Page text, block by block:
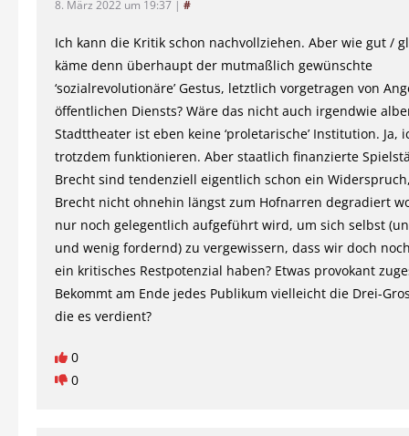
8. März 2022 um 19:37 | #
Ich kann die Kritik schon nachvollziehen. Aber wie gut /
käme denn überhaupt der mutmaßlich gewünschte
‘sozialrevolutionäre’ Gestus, letztlich vorgetragen von
öffentlichen Diensts? Wäre das nicht auch irgendwie
Stadttheater ist eben keine ‘proletarische’ Institution. Ja,
trotzdem funktionieren. Aber staatlich finanzierte
Brecht sind tendenziell eigentlich schon ein
Brecht nicht ohnehin längst zum Hofnarren degradiert
nur noch gelegentlich aufgeführt wird, um sich selbst
und wenig fordernd) zu vergewissern, dass wir doch
ein kritisches Restpotenzial haben? Etwas provokant
Bekommt am Ende jedes Publikum vielleicht die Drei-
die es verdient?
0
0